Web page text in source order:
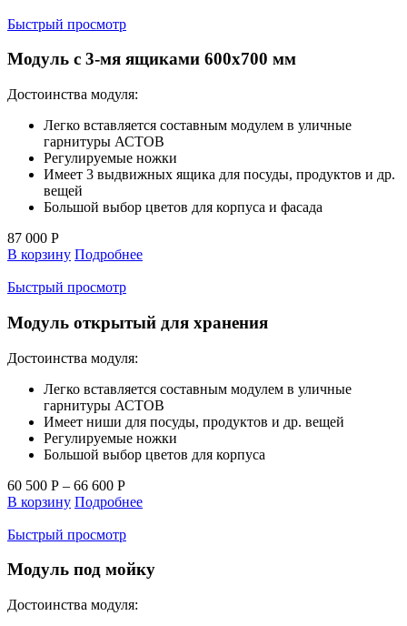
Быстрый просмотр
Модуль с 3-мя ящиками 600х700 мм
Достоинства модуля:
Легко вставляется составным модулем в уличные
гарнитуры АСТОВ
Регулируемые ножки
Имеет 3 выдвижных ящика для посуды, продуктов и др.
вещей
Большой выбор цветов для корпуса и фасада
87 000 Р
В корзину Подробнее
Быстрый просмотр
Модуль открытый для хранения
Достоинства модуля:
Легко вставляется составным модулем в уличные
гарнитуры АСТОВ
Имеет ниши для посуды, продуктов и др. вещей
Регулируемые ножки
Большой выбор цветов для корпуса
60 500 Р – 66 600 Р
В корзину Подробнее
Быстрый просмотр
Модуль под мойку
Достоинства модуля: